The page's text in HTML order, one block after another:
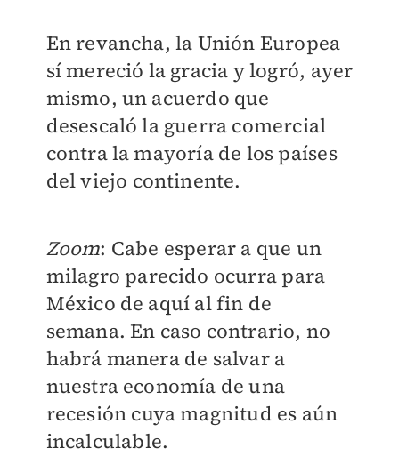
En revancha, la Unión Europea
sí mereció la gracia y logró, ayer
mismo, un acuerdo que
desescaló la guerra comercial
contra la mayoría de los países
del viejo continente.
Zoom: Cabe esperar a que un
milagro parecido ocurra para
México de aquí al fin de
semana. En caso contrario, no
habrá manera de salvar a
nuestra economía de una
recesión cuya magnitud es aún
incalculable.